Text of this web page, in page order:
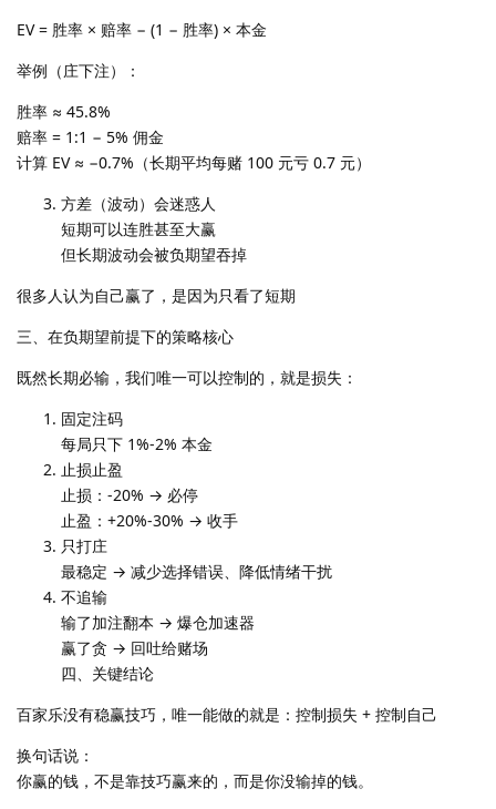
EV = 胜率 × 赔率 − (1 − 胜率) × 本金
举例（庄下注）：
胜率 ≈ 45.8%
赔率 = 1:1 − 5% 佣金
计算 EV ≈ −0.7%（长期平均每赌 100 元亏 0.7 元）
方差（波动）会迷惑人
短期可以连胜甚至大赢
但长期波动会被负期望吞掉
很多人认为自己赢了，是因为只看了短期
三、在负期望前提下的策略核心
既然长期必输，我们唯一可以控制的，就是损失：
固定注码
每局只下 1%-2% 本金
止损止盈
止损：-20% → 必停
止盈：+20%-30% → 收手
只打庄
最稳定 → 减少选择错误、降低情绪干扰
不追输
输了加注翻本 → 爆仓加速器
赢了贪 → 回吐给赌场
四、关键结论
百家乐没有稳赢技巧，唯一能做的就是：控制损失 + 控制自己
换句话说：
你赢的钱，不是靠技巧赢来的，而是你没输掉的钱。